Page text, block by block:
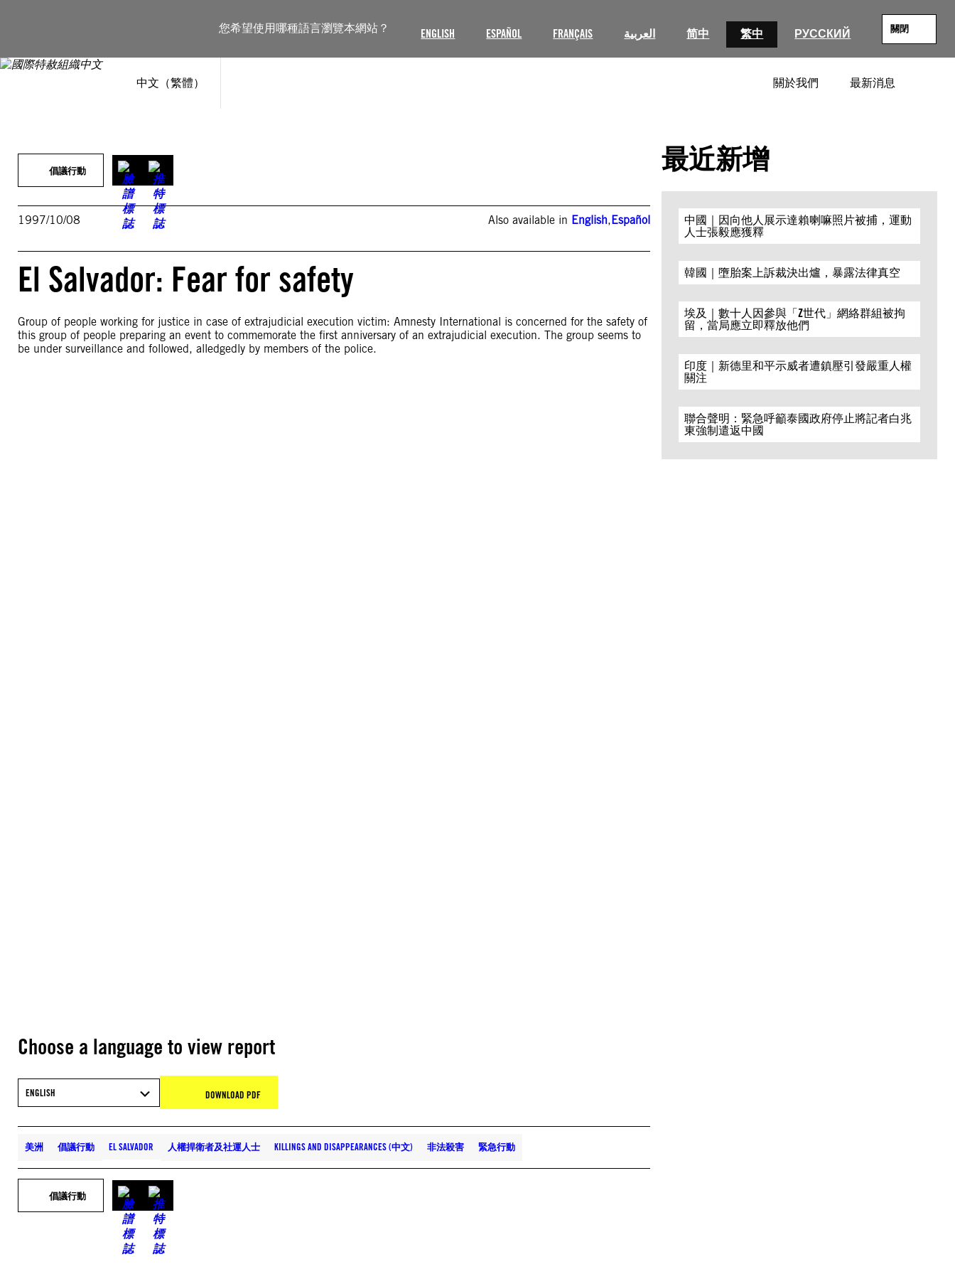
您希望使用哪種語言瀏覽本網站？ ENGLISH ESPAÑOL FRANÇAIS العربية 简中 繁中 РУССКИЙ 關閉
中文（繁體） 關於我們 最新消息
內
倡議行動
1997/10/08 Also available in English,Español
El Salvador: Fear for safety
Group of people working for justice in case of extrajudicial execution victim: Amnesty International is concerned for the safety of
this group of people preparing an event to commemorate the first anniversary of an extrajudicial execution. The group seems to
be under surveillance and followed, alledgedly by members of the police.
Choose a language to view report
ENGLISH DOWNLOAD PDF
美洲 倡議行動 EL SALVADOR 人權捍衛者及社運人士 KILLINGS AND DISAPPEARANCES (中文) 非法殺害 緊急行動
倡議行動
最近新增
中國｜因向他人展示達賴喇嘛照片被捕，運動
人士張毅應獲釋
韓國｜墮胎案上訴裁決出爐，暴露法律真空
埃及｜數十人因參與「Z世代」網絡群組被拘
留，當局應立即釋放他們
印度｜新德里和平示威者遭鎮壓引發嚴重人權
關注
聯合聲明：緊急呼籲泰國政府停止將記者白兆
東強制遣返中國